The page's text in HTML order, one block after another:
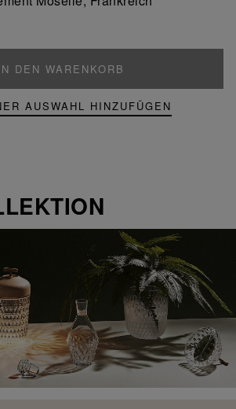
DEN WARENKORB
AUSWAHL HINZUFÜGEN